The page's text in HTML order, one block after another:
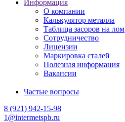
Информация
О компании
Калькулятор металла
Таблица засоров на лом
Сотрудничество
Лицензии
Маркировка сталей
Полезная информация
Вакансии
Частые вопросы
8 (921) 942-15-98
1@intermetspb.ru